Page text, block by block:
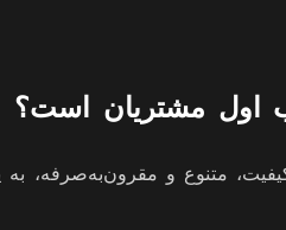
اول مشتریان است؟
متنوع و